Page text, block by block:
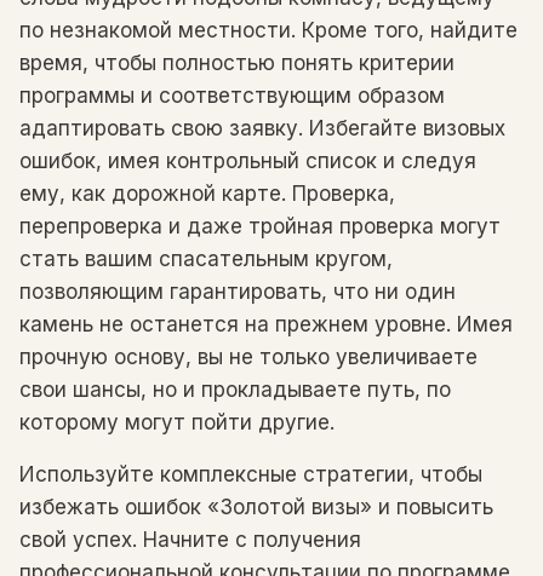
по незнакомой местности. Кроме того, найдите
время, чтобы полностью понять критерии
программы и соответствующим образом
адаптировать свою заявку. Избегайте визовых
ошибок, имея контрольный список и следуя
ему, как дорожной карте. Проверка,
перепроверка и даже тройная проверка могут
стать вашим спасательным кругом,
позволяющим гарантировать, что ни один
камень не останется на прежнем уровне. Имея
прочную основу, вы не только увеличиваете
свои шансы, но и прокладываете путь, по
которому могут пойти другие.
Используйте комплексные стратегии, чтобы
избежать ошибок «Золотой визы» и повысить
свой успех. Начните с получения